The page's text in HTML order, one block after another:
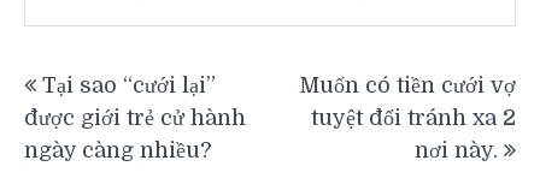
Điều
hướng
Tại sao “cưới lại”
được giới trẻ cử hành
ngày càng nhiều?
Muốn có tiền cưới vợ
tuyệt đối tránh xa 2
nơi này.